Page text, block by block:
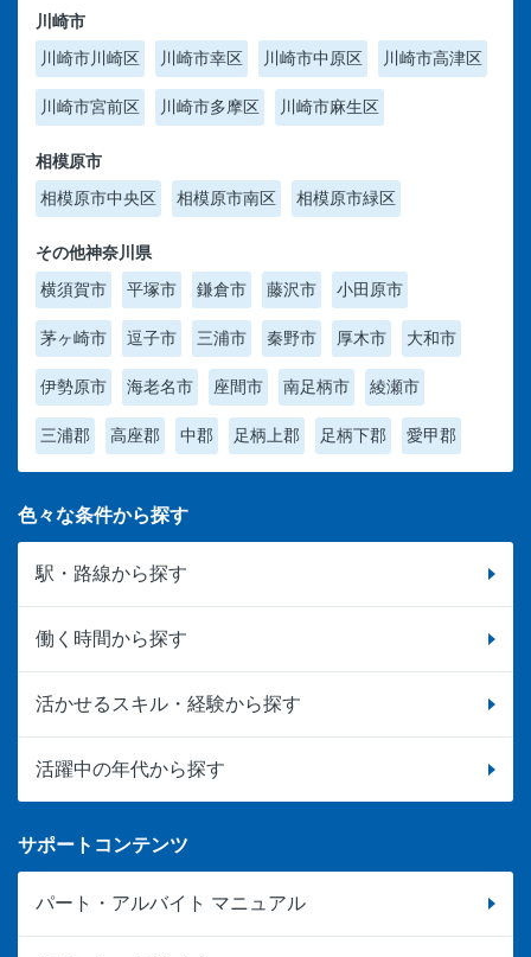
川崎市
川崎市川崎区
川崎市幸区 川崎市中原区 川崎市高津区
川崎市宮前区 川崎市多摩区 川崎市麻生区
相模原市
相模原市中央区
相模原市南区 相模原市緑区
その他神奈川県
横須賀市
平塚市 鎌倉市 藤沢市 小田原市
茅ヶ崎市 逗子市 三浦市 秦野市 厚木市 大和市
伊勢原市 海老名市 座間市 南足柄市 綾瀬市
三浦郡 高座郡 中郡 足柄上郡 足柄下郡 愛甲郡
色々な条件から探す
駅・路線から探す
働く時間から探す
活かせるスキル・経験から探す
活躍中の年代から探す
サポートコンテンツ
パート・アルバイト マニュアル